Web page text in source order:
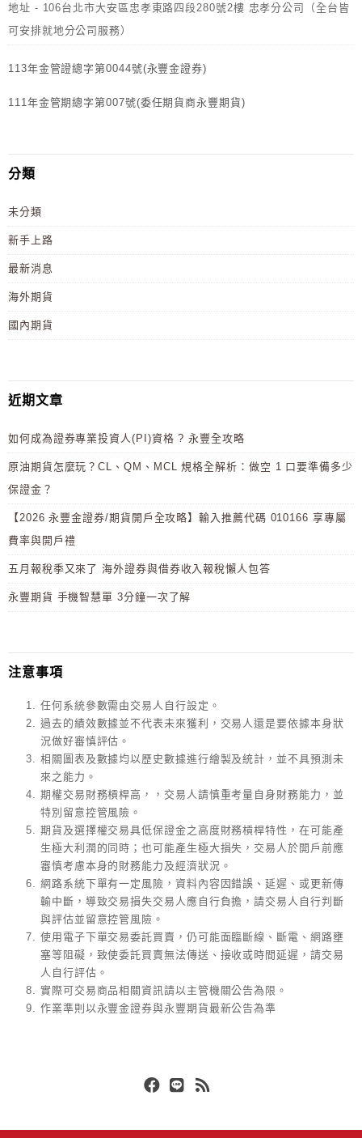
地址 - 106台北市大安區忠孝東路四段280號2樓 忠孝分公司（全台皆
可安排就地分公司服務）
113年金管證總字第0044號(永豐金證券)
111年金管期總字第007號(委任期貨商永豐期貨)
分類
未分類
新手上路
最新消息
海外期貨
國內期貨
近期文章
如何成為證券專業投資人(PI)資格 ? 永豐全攻略
原油期貨怎麼玩？CL、QM、MCL 規格全解析：做空 1 口要準備多少
保證金？
【2026 永豐金證券/期貨開戶全攻略】輸入推薦代碼 010166 享專屬
費率與開戶禮
五月報稅季又來了 海外證券與借券收入報稅懶人包答
永豐期貨 手機智慧單 3分鐘一次了解
注意事項
任何系統參數需由交易人自行設定。
過去的績效數據並不代表未來獲利，交易人還是要依據本身狀
況做好審慎評估。
相關圖表及數據均以歷史數據進行繪製及統計，並不具預測未
來之能力。
期權交易財務槓桿高，，交易人請慎重考量自身財務能力，並
特別留意控管風險。
期貨及選擇權交易具低保證金之高度財務槓桿特性，在可能產
生極大利潤的同時；也可能產生極大損失，交易人於開戶前應
審慎考慮本身的財務能力及經濟狀況。
網路系統下單有一定風險，資料內容因錯誤、延遲、或更新傳
輸中斷，導致交易損失交易人應自行負擔，請交易人自行判斷
與評估並留意控管風險。
使用電子下單交易委託買賣，仍可能面臨斷線、斷電、網路壅
塞等阻礙，致使委託買賣無法傳送、接收或時間延遲，請交易
人自行評估。
實際可交易商品相關資訊請以主管機關公告為限。
作業準則以永豐金證券與永豐期貨最新公告為準